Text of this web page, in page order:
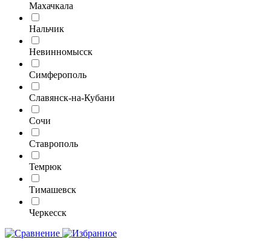
Махачкала
Нальчик
Невинномысск
Симферополь
Славянск-на-Кубани
Сочи
Ставрополь
Темрюк
Тимашевск
Черкесск